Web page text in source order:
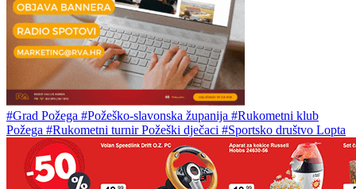
#Grad Požega #Požeško-slavonska županija #Rukometni klub
Požega #Rukometni turnir Požeški dječaci #Sportsko društvo Lopta